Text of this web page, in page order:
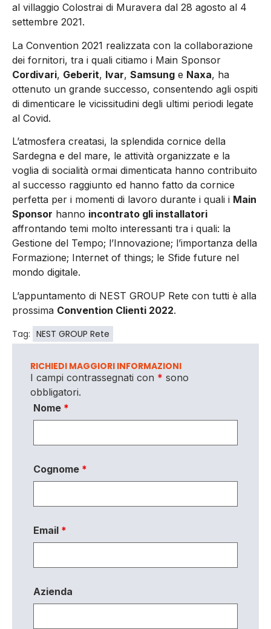
al villaggio Colostrai di Muravera dal 28 agosto al 4
settembre 2021.
La Convention 2021 realizzata con la collaborazione
dei fornitori, tra i quali citiamo i Main Sponsor
Cordivari, Geberit, Ivar, Samsung e Naxa, ha
ottenuto un grande successo, consentendo agli ospiti
di dimenticare le vicissitudini degli ultimi periodi legate
al Covid.
L’atmosfera creatasi, la splendida cornice della
Sardegna e del mare, le attività organizzate e la
voglia di socialità ormai dimenticata hanno contribuito
al successo raggiunto ed hanno fatto da cornice
perfetta per i momenti di lavoro durante i quali i Main
Sponsor hanno incontrato gli installatori
affrontando temi molto interessanti tra i quali: la
Gestione del Tempo; l’Innovazione; l’importanza della
Formazione; Internet of things; le Sfide future nel
mondo digitale.
L’appuntamento di NEST GROUP Rete con tutti è alla
prossima Convention Clienti 2022.
Tag: NEST GROUP Rete
RICHIEDI MAGGIORI INFORMAZIONI
I campi contrassegnati con * sono
obbligatori.
Nome *
Cognome *
Email *
Azienda